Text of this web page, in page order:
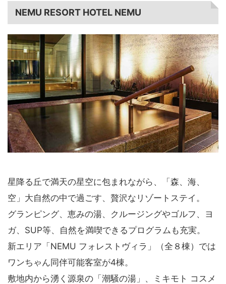
NEMU RESORT HOTEL NEMU
星降る丘で満天の星空に包まれながら、「森、海、
空」大自然の中で過ごす、贅沢なリゾートステイ。
グランピング、恵みの湯、クルージングやゴルフ、ヨ
ガ、SUP等、自然を満喫できるプログラムも充実。
新エリア「NEMU フォレストヴィラ」（全８棟）では
ワンちゃん同伴可能客室が4棟。
敷地内から湧く源泉の「潮騒の湯」、ミキモト コスメ